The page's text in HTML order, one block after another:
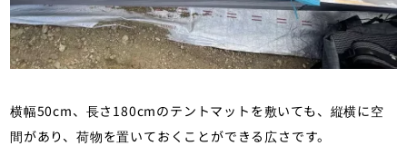
横幅50cm、長さ180cmのテントマットを敷いても、縦横に空
間があり、荷物を置いておくことができる広さです。